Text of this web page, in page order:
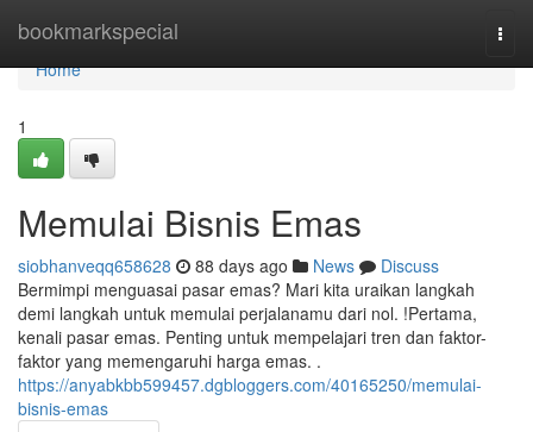
bookmarkspecial
Home
Home
1
Memulai Bisnis Emas
siobhanveqq658628 88 days ago News
Discuss
Bermimpi menguasai pasar emas? Mari kita uraikan langkah
demi langkah untuk memulai perjalanamu dari nol. !Pertama,
kenali pasar emas. Penting untuk mempelajari tren dan faktor-
faktor yang memengaruhi harga emas. .
https://anyabkbb599457.dgbloggers.com/40165250/memulai-
bisnis-emas